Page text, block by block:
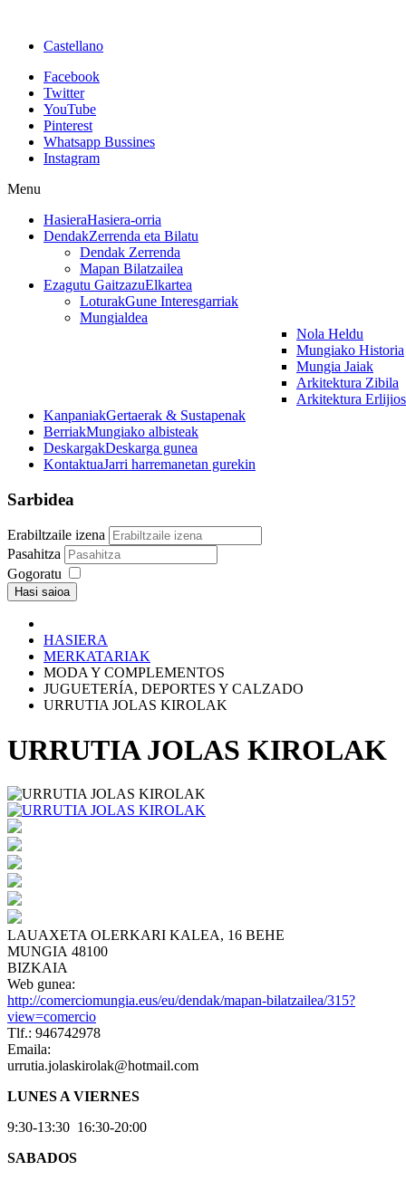
Castellano
Facebook
Twitter
YouTube
Pinterest
Whatsapp Bussines
Instagram
Menu
HasieraHasiera-orria
DendakZerrenda eta Bilatu
Dendak Zerrenda
Mapan Bilatzailea
Ezagutu GaitzazuElkartea
LoturakGune Interesgarriak
Mungialdea
Nola Heldu
Mungiako Historia
Mungia Jaiak
Arkitektura Zibila
Arkitektura
KanpaniakGertaerak & Sustapenak
BerriakMungiako albisteak
DeskargakDeskarga gunea
KontaktuaJarri harremanetan gurekin
Sarbidea
Erabiltzaile izena
Pasahitza
Gogoratu
Hasi saioa
HASIERA
MERKATARIAK
MODA Y COMPLEMENTOS
JUGUETERÍA, DEPORTES Y CALZADO
URRUTIA JOLAS KIROLAK
URRUTIA JOLAS KIROLAK
LAUAXETA OLERKARI KALEA, 16 BEHE
MUNGIA 48100
BIZKAIA
Web gunea:
http://comerciomungia.eus/eu/dendak/mapan-bilatzailea/315?
view=comercio
Tlf.: 946742978
Emaila:
urrutia.jolaskirolak@hotmail.com
LUNES A VIERNES
9:30-13:30 16:30-20:00
SABADOS